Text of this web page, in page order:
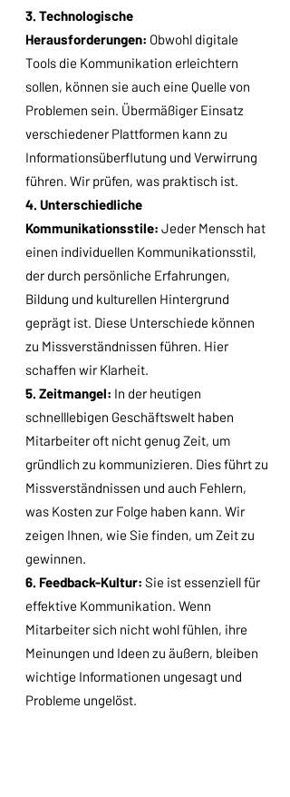
3. Technologische
Herausforderungen: Obwohl digitale
Tools die Kommunikation erleichtern
sollen, können sie auch eine Quelle von
Problemen sein. Übermäßiger Einsatz
verschiedener Plattformen kann zu
Informationsüberflutung und Verwirrung
führen. Wir prüfen, was praktisch ist.
4. Unterschiedliche
Kommunikationsstile: Jeder Mensch hat
einen individuellen Kommunikationsstil,
der durch persönliche Erfahrungen,
Bildung und kulturellen Hintergrund
geprägt ist. Diese Unterschiede können
zu Missverständnissen führen. Hier
schaffen wir Klarheit.
5. Zeitmangel: In der heutigen
schnelllebigen Geschäftswelt haben
Mitarbeiter oft nicht genug Zeit, um
gründlich zu kommunizieren. Dies führt zu
Missverständnissen und auch Fehlern,
was Kosten zur Folge haben kann. Wir
zeigen Ihnen, wie Sie finden, um Zeit zu
gewinnen.
6. Feedback-Kultur: Sie ist essenziell für
effektive Kommunikation. Wenn
Mitarbeiter sich nicht wohl fühlen, ihre
Meinungen und Ideen zu äußern, bleiben
wichtige Informationen ungesagt und
Probleme ungelöst.